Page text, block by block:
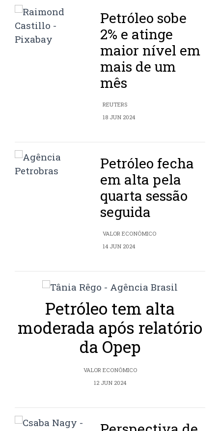
Petróleo sobe
2% e atinge
maior nível em
mais de um
mês
REUTERS
18 JUN 2024
Petróleo fecha
em alta pela
quarta sessão
seguida
VALOR ECONÔMICO
14 JUN 2024
Petróleo tem alta
moderada após relatório
da Opep
VALOR ECONÔMICO
12 JUN 2024